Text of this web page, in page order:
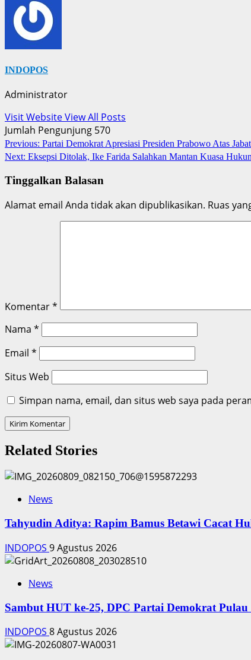
INDOPOS
Administrator
Visit WebsiteView All Posts
Jumlah Pengunjung 570
Post
navigation
Previous: Partai Demokrat Apresiasi Presiden Prabowo Atas
Next: Eksepsi Ditolak, Ike Farida Salahkan Mantan Kuasa
Tinggalkan Balasan
Alamat email Anda tidak akan dipublikasikan. Ruas
Komentar*
Nama *
Email *
Situs Web
Simpan nama, email, dan situs web saya pada
Related Stories
News
‎Tahyudin Aditya: Rapim Bamus Betawi Cacat
INDOPOS 9 Agustus 2026
News
‎Sambut HUT ke-25, DPC Partai Demokrat
INDOPOS 8 Agustus 2026